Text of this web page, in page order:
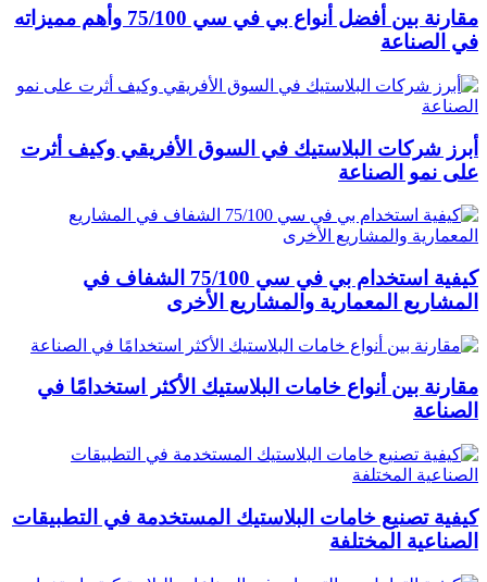
مقارنة بين أفضل أنواع بي في سي 75/100 وأهم مميزاته
في الصناعة
أبرز شركات البلاستيك في السوق الأفريقي وكيف أثرت
على نمو الصناعة
كيفية استخدام بي في سي 75/100 الشفاف في
المشاريع المعمارية والمشاريع الأخرى
مقارنة بين أنواع خامات البلاستيك الأكثر استخدامًا في
الصناعة
كيفية تصنيع خامات البلاستيك المستخدمة في التطبيقات
الصناعية المختلفة